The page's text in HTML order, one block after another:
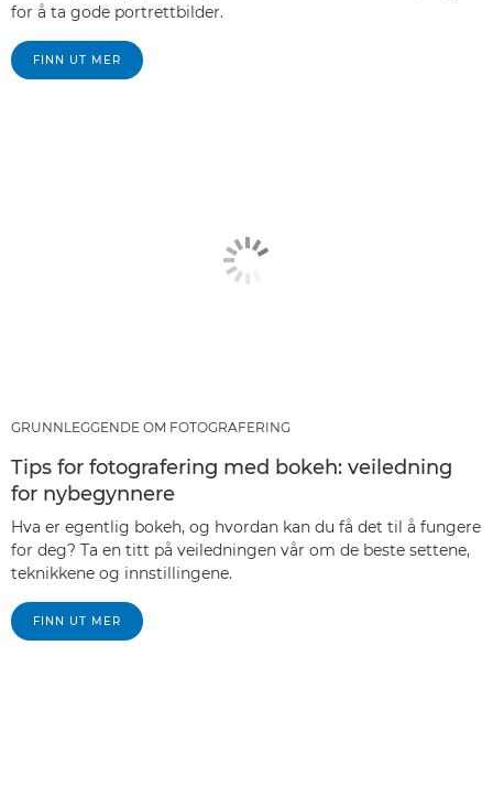
for å ta gode portrettbilder.
FINN UT MER
GRUNNLEGGENDE OM FOTOGRAFERING
Tips for fotografering med bokeh: veiledning
for nybegynnere
Hva er egentlig bokeh, og hvordan kan du få det til å fungere
for deg? Ta en titt på veiledningen vår om de beste settene,
teknikkene og innstillingene.
FINN UT MER